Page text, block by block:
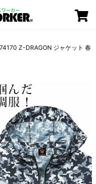
Z-DRAGON ジャケット 春